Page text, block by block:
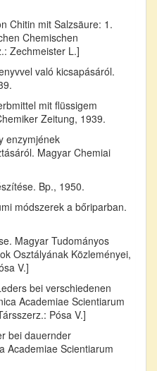
Chitin mit Salzsäure: 1.
Chemischen
Zechmeister L.]
való kicsapásáról.
mit flüssigem
Zeitung, 1939.
enzymjének
Magyar Chemiai
Bp., 1950.
módszerek a bőriparban.
Magyar Tudományos
Osztályának Közleményei,
V.]
bei verschiedenen
Academiae Scientiarum
Pósa V.]
bei dauernder
Academiae Scientiarum